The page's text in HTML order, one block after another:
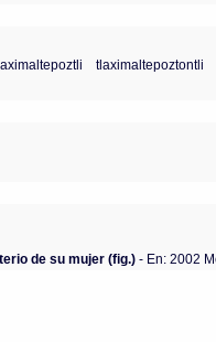
tlaximaltepoztontli
de su mujer (fig.) - En: 2002